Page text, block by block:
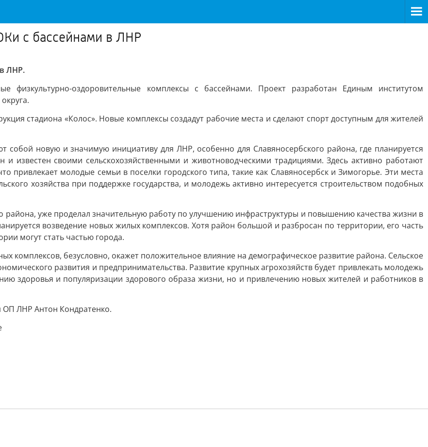
с бассейнами в ЛНР
ЛНР.
физкультурно-оздоровительные комплексы с бассейнами. Проект разработан Единым институтом
стадиона «Колос». Новые комплексы создадут рабочие места и сделают спорт доступным для жителей
собой новую и значимую инициативу для ЛНР, особенно для Славяносербского района, где планируется
и известен своими сельскохозяйственными и животноводческими традициями. Здесь активно работают
молодые семьи в поселки городского типа, такие как Славяносербск и Зимогорье. Эти места
хозяйства при поддержке государства, и молодежь активно интересуется строительством подобных
уже проделал значительную работу по улучшению инфраструктуры и повышению качества жизни в
возведение новых жилых комплексов. Хотя район большой и разбросан по территории, его часть
могут стать частью города.
комплексов, безусловно, окажет положительное влияние на демографическое развитие района. Сельское
развития и предпринимательства. Развитие крупных агрохозяйств будет привлекать молодежь
здоровья и популяризации здорового образа жизни, но и привлечению новых жителей и работников в
ОП ЛНР Антон Кондратенко.